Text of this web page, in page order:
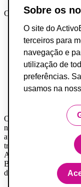
Canais AB
App ActivoBank
App ActivoTrader
Metaverso
Incumprimento
Fundo de
Resolução
Livro de
O Banco ActivoBank,
na Comissão do
autorizado a prestar os
transmissão de ordens
ActivoBank e
Banco ActivoBank
de Portugal sob o n.º 23.
Sobre os
O site do
terceiros para
navegação e
utilização de
preferências.
usamos na